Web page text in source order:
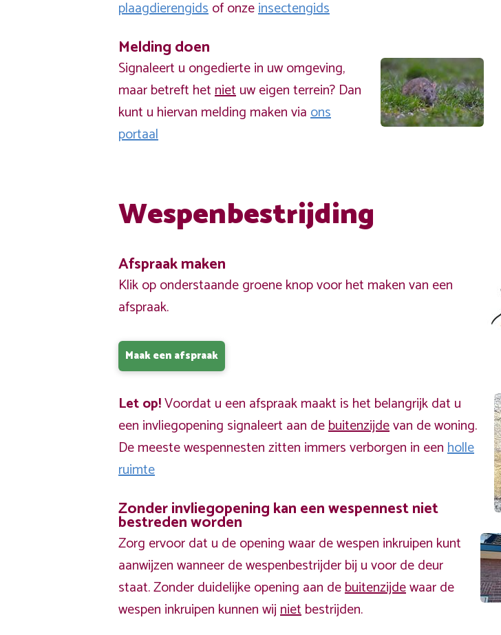
plaagdierengidsof onzeinsectengids
Melding doen
Signaleert u ongedierte in uw omgeving,
maar betreft hetnietuw eigen terrein? Dan
kunt u hiervan melding maken viaons
portaal
Wespenbestrijding
Afspraak maken
Klik op onderstaande groene knop voor het maken van een
afspraak.
Maak een afspraak
Let op!Voordat u een afspraak maakt is het belangrijk dat u
een invliegopening signaleert aan debuitenzijdevan de woning.
De meeste wespennesten zitten immers verborgen in eenholle
ruimte
Zonder invliegopening kan een wespennest niet
bestreden worden
Zorg ervoor dat u de opening waar de wespen inkruipen kunt
aanwijzen wanneer de wespenbestrijder bij u voor de deur
staat. Zonder duidelijke opening aan debuitenzijdewaar de
wespen inkruipen kunnen wijnietbestrijden.